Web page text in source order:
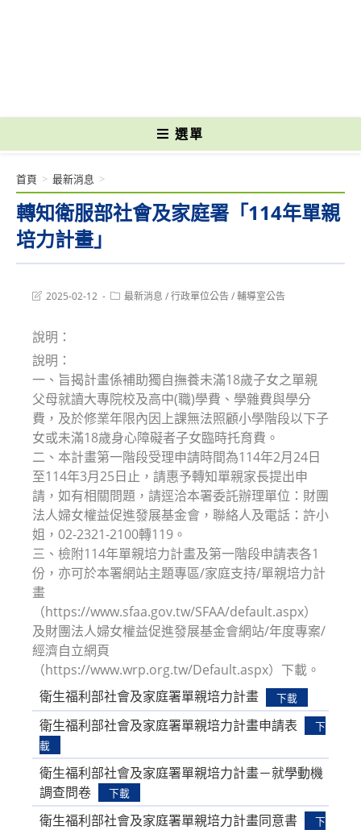
選單
轉知衛服部社會及家庭署「114年單親
培力計畫」
首頁 > 最新消息 >
Post2025-02-12
Post最新消息 /行政單位公告/輔導室公告
說明：
說明：
一、旨揭計畫係補助獨自撫養未滿18歲子女之單親
父母就讀大專院校及高中(職)學費、學雜費與學分
費，及於修業年限內因上課無法照顧小學階段以下子
女或未滿18歲身心障礙者子女臨時托育費。
二、本計畫第一階段受理申請時間為114年2月24日
至114年3月25日止，請惠予轉知單親家長提出申
請，如有相關問題，請逕洽本署委託辦理單位：財團
法人婦女權益促進發展基金會，聯絡人及電話：許小
姐，02-2321-2100轉119。
三、檢附114年單親培力計畫及第一階段申請表各1
份，亦可於本署網站主題專區/家庭支持/單親培力計
畫
（https://www.sfaa.gov.tw/SFAA/default.aspx）
及財團法人婦女權益促進發展基金會網站/年度專案/
經濟自立網頁
（https://www.wrp.org.tw/Default.aspx）下載。
衛生福利部社會及家庭署單親培力計畫
下載
衛生福利部社會及家庭署單親培力計畫申請表
下
載
衛生福利部社會及家庭署單親培力計畫－就學動機
調查問卷
下載
衛生福利部社會及家庭署單親培力計畫同意書
下